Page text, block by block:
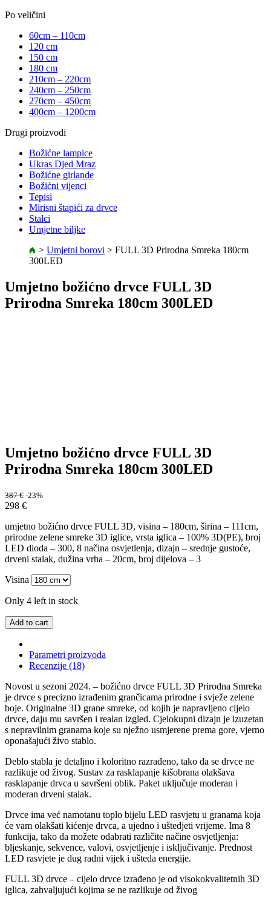
Po veličini
60cm – 110cm
120 cm
150 cm
180 cm
210cm – 220cm
240cm – 250cm
270cm – 450cm
400cm – 1200cm
Drugi proizvodi
Božićne lampice
Ukras Djed Mraz
Božićne girlande
Božićni vijenci
Tepisi
Mirisni štapići za drvce
Stalci
Umjetne biljke
> Umjetni borovi > FULL 3D Prirodna Smreka 180cm
300LED
Umjetno božićno drvce FULL 3D
Prirodna Smreka 180cm 300LED
Umjetno božićno drvce FULL 3D
Prirodna Smreka 180cm 300LED
387€ -23%
298 €
umjetno božićno drvce FULL 3D, visina – 180cm, širina – 111cm,
prirodne zelene smreke 3D iglice, vrsta iglica – 100% 3D(PE), broj
LED dioda – 300, 8 načina osvjetlenja, dizajn – srednje gustoće,
drveni stalak, dužina vrha – 20cm, broj dijelova – 3
Visina
Only 4 left in stock
Add to cart
Parametri proizvoda
Recenzije (18)
Novost u sezoni 2024. – božićno drvce FULL 3D Prirodna Smreka
je drvce s precizno izrađenim grančicama prirodne i svježe zelene
boje. Originalne 3D grane smreke, od kojih je napravljeno cijelo
drvce, daju mu savršen i realan izgled. Cjelokupni dizajn je izuzetan
s nepravilnim granama koje su nježno usmjerene prema gore, vjerno
oponašajući živo stablo.
Deblo stabla je detaljno i koloritno razrađeno, tako da se drvce ne
razlikuje od živog. Sustav za rasklapanje kišobrana olakšava
rasklapanje drvca u savršeni oblik. Paket uključuje moderan i
moderan drveni stalak.
Drvce ima već namotanu toplo bijelu LED rasvjetu u granama koja
će vam olakšati kićenje drvca, a ujedno i uštedjeti vrijeme. Ima 8
funkcija, tako da možete odabrati različite načine osvjetljenja:
bljeskanje, sekvence, valovi, osvjetljenje i isključivanje. Prednost
LED rasvjete je dug radni vijek i ušteda energije.
FULL 3D drvce – cijelo drvce izrađeno je od visokokvalitetnih 3D
iglica, zahvaljujući kojima se ne razlikuje od živog